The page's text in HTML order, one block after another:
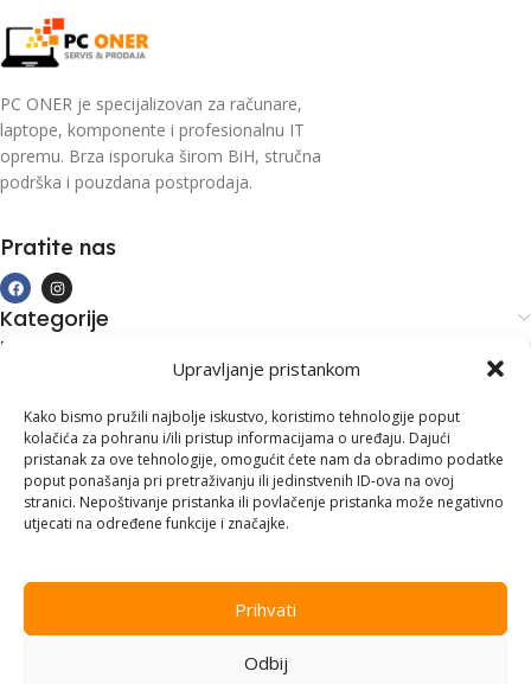
Upravljanje pristankom
Kako bismo pružili najbolje iskustvo, koristimo tehnologije poput
kolačića za pohranu i/ili pristup informacijama o uređaju. Dajući
pristanak za ove tehnologije, omogućit ćete nam da obradimo podatke
poput ponašanja pri pretraživanju ili jedinstvenih ID-ova na ovoj
stranici. Nepoštivanje pristanka ili povlačenje pristanka može negativno
utjecati na određene funkcije i značajke.
Prihvati
Odbij
PC ONER je specijalizovan za računare,
laptope, komponente i profesionalnu IT
opremu. Brza isporuka širom BiH, stručna
podrška i pouzdana postprodaja.
Pratite nas
Kategorije
Kupovina i podrška
Kontakt informacije
Branilaca Bosne, 75 300 Lukavac
+387 35 555 999
info@pconer.ba